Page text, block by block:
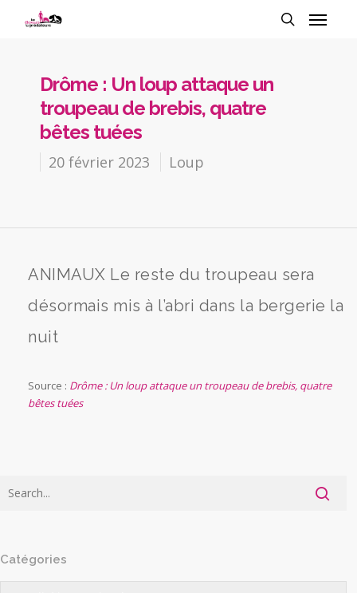
Drôme : Un loup attaque un
troupeau de brebis, quatre
bêtes tuées
20 février 2023 Loup
ANIMAUX Le reste du troupeau sera
désormais mis à l’abri dans la bergerie la
nuit
Source : Drôme : Un loup attaque un troupeau de brebis, quatre
bêtes tuées
Catégories